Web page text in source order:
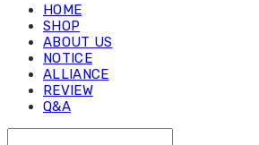
HOME
SHOP
ABOUT US
NOTICE
ALLIANCE
REVIEW
Q&A